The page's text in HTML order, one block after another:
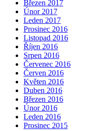
Březen 2017
Únor 2017
Leden 2017
Prosinec 2016
Listopad 2016
Říjen 2016
Srpen 2016
Červenec 2016
Červen 2016
Květen 2016
Duben 2016
Březen 2016
Únor 2016
Leden 2016
Prosinec 2015